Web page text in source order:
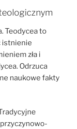
Teodycea to
istnienie
zła i
Odrzuca
naukowe fakty